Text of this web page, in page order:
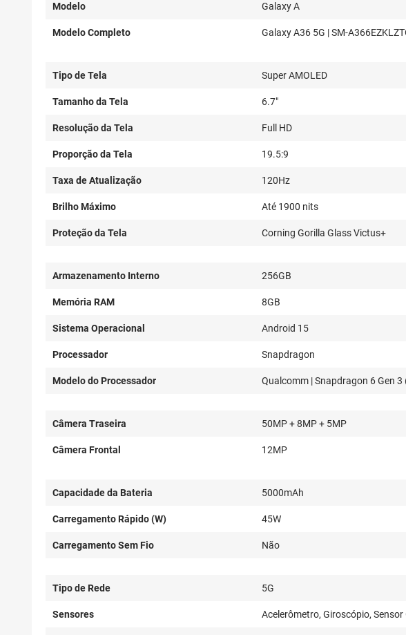
Modelo Galaxy A
Modelo Completo Galaxy A36 5G | SM-
Tipo de Tela Super AMOLED
Tamanho da Tela 6.7"
Resolução da Tela Full HD
Proporção da Tela 19.5:9
Taxa de Atualização 120Hz
Brilho Máximo Até 1900 nits
Proteção da Tela Corning Gorilla Glass Victus+
Armazenamento Interno 256GB
Memória RAM 8GB
Sistema Operacional Android 15
Processador Snapdragon
Modelo do Processador Qualcomm | Snapdragon 6 Gen
Câmera Traseira 50MP + 8MP + 5MP
Câmera Frontal 12MP
Capacidade da Bateria 5000mAh
Carregamento Rápido (W) 45W
Carregamento Sem Fio Não
Tipo de Rede 5G
Sensores Acelerômetro, Giroscópio,